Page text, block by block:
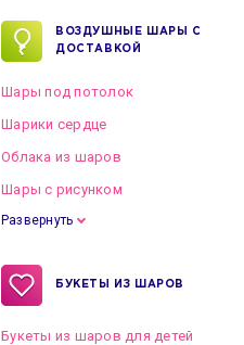
ВОЗДУШНЫЕ ШАРЫ С
ДОСТАВКОЙ
Шары под потолок
Шарики сердце
Облака из шаров
Шары с рисунком
Развернуть
БУКЕТЫ ИЗ ШАРОВ
Букеты из шаров для детей